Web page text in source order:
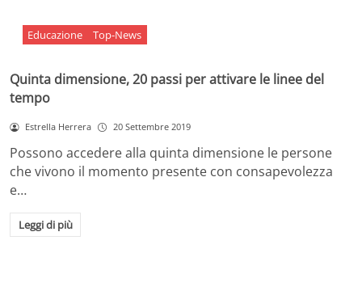
Educazione Top-News
Quinta dimensione, 20 passi per attivare le linee del
tempo
Estrella Herrera 20 Settembre 2019
Possono accedere alla quinta dimensione le persone
che vivono il momento presente con consapevolezza
e…
Leggi di più